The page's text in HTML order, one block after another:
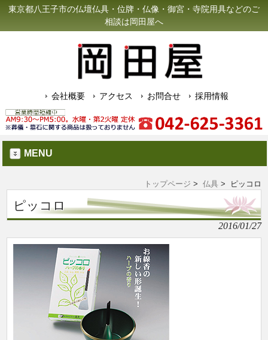
東京都八王子市の仏壇仏具・位牌・仏像・御宮・寺院用具などのご
相談は岡田屋へ
会社概要 アクセス お問合せ 採用情報
MENU
トップページ > 仏具> ピッコロ
ピッコロ
2016/01/27